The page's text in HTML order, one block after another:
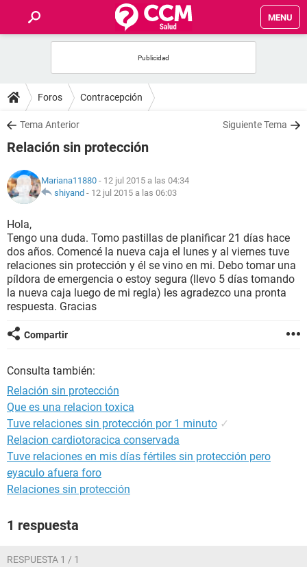
MENU
FOROS
SALUD
NUTRICIÓN
BIENESTAR
SEXUALIDAD
GLOSARIO
Foros Contracepción
Tema Anterior Siguiente Tema
Relación sin protección
Mariana11880 - 12 jul 2015 a las 04:34
shiyand - 12 jul 2015 a las 06:03
Hola,
Tengo una duda. Tomo pastillas de planificar 21 días hace
dos años. Comencé la nueva caja el lunes y al viernes tuve
relaciones sin protección y él se vino en mi. Debo tomar una
píldora de emergencia o estoy segura (llevo 5 días tomando
la nueva caja luego de mi regla) les agradezco una pronta
respuesta. Gracias
Compartir
Consulta también:
Relación sin protección
Que es una relacion toxica
Tuve relaciones sin protección por 1 minuto ✓
Relacion cardiotoracica conservada
Tuve relaciones en mis días fértiles sin protección pero
eyaculo afuera foro
Relaciones sin protección
1 respuesta
RESPUESTA 1 / 1